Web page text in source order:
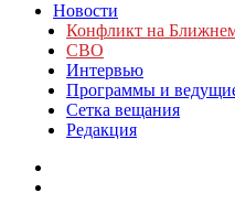
Новости
Конфликт на
СВО
Интервью
Программы и
Сетка вещания
Редакция